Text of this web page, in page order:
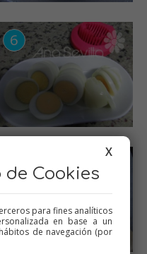
X
Cookies
para fines analíticos
en base a un
de navegación (por